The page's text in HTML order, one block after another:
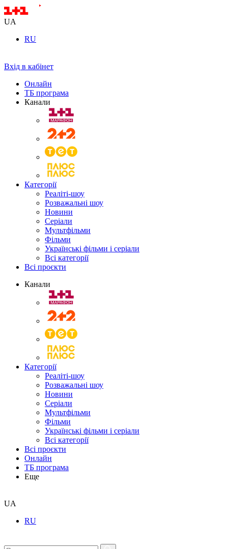
UA
RU
Вхід в кабінет
Онлайн
ТБ програма
Канали
Категорії
Реаліті-шоу
Розважальні шоу
Новини
Серіали
Мультфільми
Фільми
Українські фільми і серіали
Всі категорії
Всі проєкти
Канали
Категорії
Реаліті-шоу
Розважальні шоу
Новини
Серіали
Мультфільми
Фільми
Українські фільми і серіали
Всі категорії
Всі проєкти
Онлайн
ТБ програма
Еще
UA
RU